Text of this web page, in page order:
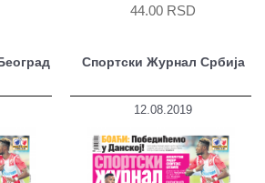
44.00 RSD
Спортски Журнал Србија
12.08.2019